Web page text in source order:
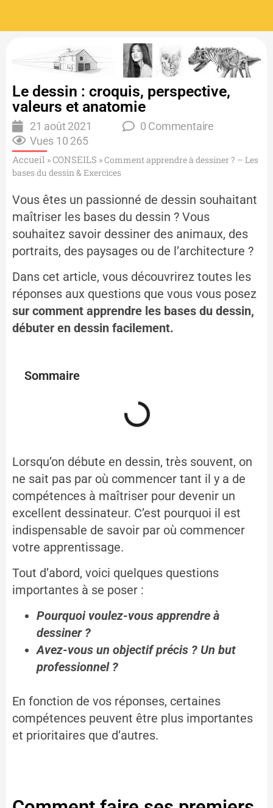
Le dessin : croquis, perspective,
valeurs et anatomie
21 août 2021
0 Commentaire
Vues 10 265
Accueil »CONSEILS »Comment apprendre à dessiner ? – Les
bases du dessin & Exercices​
Vous êtes un passionné de dessin souhaitant
maîtriser les bases du dessin ? Vous
souhaitez savoir dessiner des animaux, des
portraits, des paysages ou de l’architecture ?
Dans cet article, vous découvrirez toutes les
réponses aux questions que vous vous posez
sur comment apprendre les bases du dessin,
débuter en dessin facilement.
Sommaire
Lorsqu’on débute en dessin, très souvent, on
ne sait pas par où commencer tant il y a de
compétences à maîtriser pour devenir un
excellent dessinateur. C’est pourquoi il est
indispensable de savoir par où commencer
votre apprentissage.
Tout d’abord, voici quelques questions
importantes à se poser :
Pourquoi voulez-vous apprendre à
dessiner ?
Avez-vous un objectif précis ? Un but
professionnel ?
En fonction de vos réponses, certaines
compétences peuvent être plus importantes
et prioritaires que d’autres.